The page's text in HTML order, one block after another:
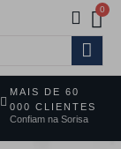
MAIS DE 60
000 CLIENTES
Confiam na Sorisa